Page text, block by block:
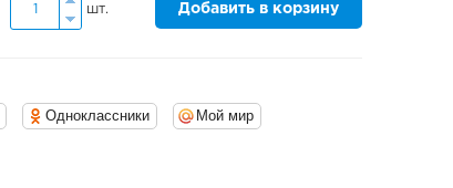
шт. Добавить в корзину
Одноклассники Мой мир